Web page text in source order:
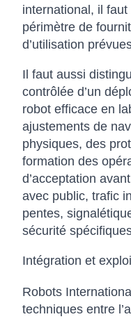
international, il
périmètre de
d’utilisation
Il faut aussi
contrôlée d’un
robot efficace en
ajustements de
physiques, des
formation des
d’acceptation
avec public, trafic
pentes,
sécurité
Intégration et
Robots
techniques entre